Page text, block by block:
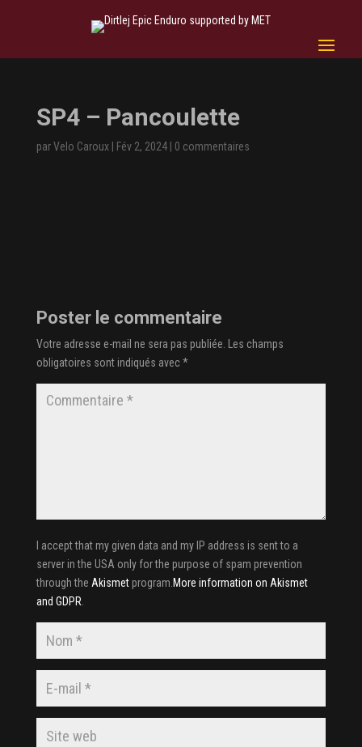
SP4 – Pancoulette
parVelo Caroux| Fév 2, 2024| 0 commentaires
Poster le commentaire
Votre adresse e-mail ne sera pas publiée.
Les champs
obligatoires sont indiqués avec*
I accept that my given data and my IP address is sent to a
server in the USA only for the purpose of spam prevention
through the Akismetprogram. More information on Akismet
and GDPR